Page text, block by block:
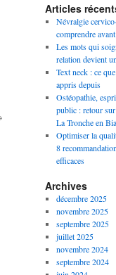
Articles
Névralgie
comprendre
Les mots qui
relation devient
Text neck : ce
appris depuis
Ostéopathie,
public : retour
La Tronche en
Optimiser la
8
efficaces
Archives
décembre 2025
novembre 2025
septembre 2025
juillet 2025
novembre 2024
septembre 2024